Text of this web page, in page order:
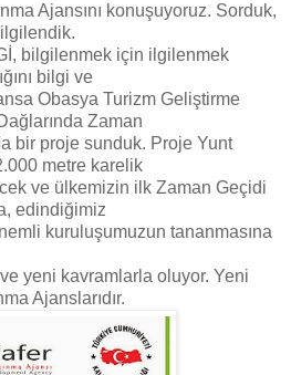
Ajansını konuşuyoruz. Sorduk,
bilgilenmek için ilgilenmek
bilgi ve
Obasya Turizm Geliştirme
Zaman
bir proje sunduk. Proje Yunt
metre karelik
ve ülkemizin ilk Zaman Geçidi
edindiğimiz
kuruluşumuzun tananmasına
yeni kavramlarla oluyor. Yeni
Ajanslarıdır.